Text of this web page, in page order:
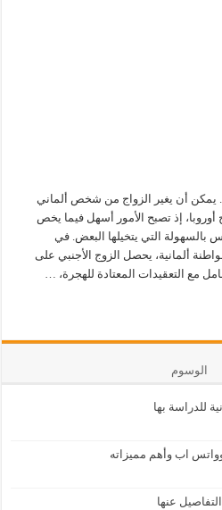
يمكن أن يغير الزواج من شخص ألماني
إذ تصبح الأمور أسهل فيما يخص
بالسهولة التي يتخيلها البعض. في
ألمانية، يحصل الزوج الأجنبي على
مع التعقيدات المعتادة للهجرة، …
الوسوم
للدراسة بها
اب وأهم مميزاته